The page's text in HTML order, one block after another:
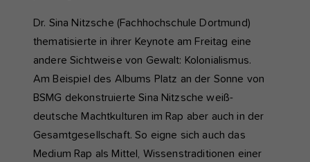
Dr. Sina Nitzsche (Fachhochschule Dortmund)
thematisierte in ihrer Keynote am Freitag eine
andere Sichtweise von Gewalt: Kolonialismus.
Am Beispiel des Albums Platz an der Sonne von
BSMG dekonstruierte Sina Nitzsche weiß-
deutsche Machtkulturen im Rap aber auch in der
Gesamtgesellschaft. So eigne sich auch das
Medium Rap als Mittel, Wissenstraditionen einer